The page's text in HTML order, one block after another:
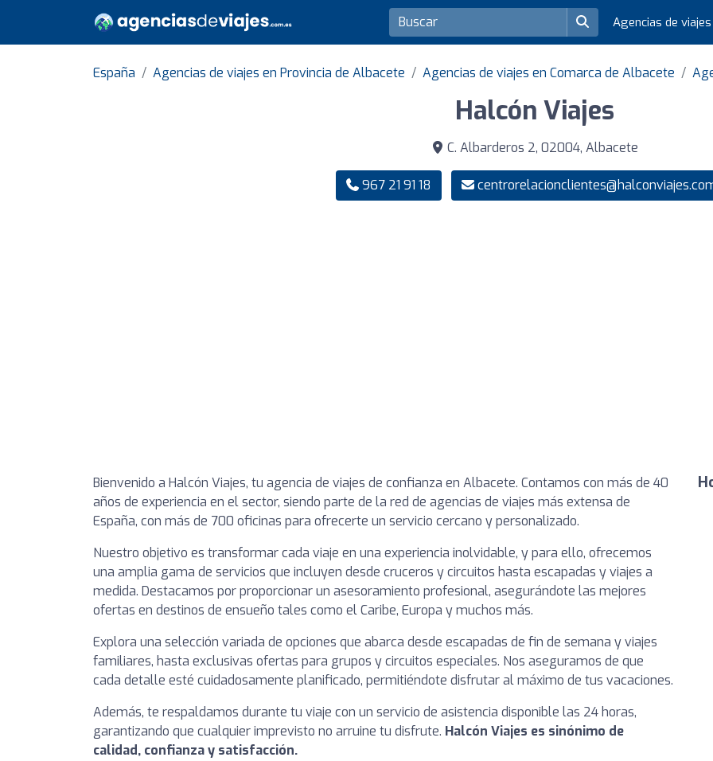
Agencias de
España Agencias de viajes en Provincia de Albacete Agencias de viajes en Comarca de Albacete
Halcón Viajes
C. Albarderos 2, 02004, Albacete
967 21 91 18
Bienvenido a Halcón Viajes, tu agencia de viajes de confianza en Albacete. Contamos con más de 40
años de experiencia en el sector, siendo parte de la red de agencias de viajes más extensa de
España, con más de 700 oficinas para ofrecerte un servicio cercano y personalizado.
Nuestro objetivo es transformar cada viaje en una experiencia inolvidable, y para ello, ofrecemos
una amplia gama de servicios que incluyen desde cruceros y circuitos hasta escapadas y viajes a
medida. Destacamos por proporcionar un asesoramiento profesional, asegurándote las mejores
ofertas en destinos de ensueño tales como el Caribe, Europa y muchos más.
Explora una selección variada de opciones que abarca desde escapadas de fin de semana y viajes
familiares, hasta exclusivas ofertas para grupos y circuitos especiales. Nos aseguramos de que
cada detalle esté cuidadosamente planificado, permitiéndote disfrutar al máximo de tus vacaciones.
Además, te respaldamos durante tu viaje con un servicio de asistencia disponible las 24 horas,
garantizando que cualquier imprevisto no arruine tu disfrute. Halcón Viajes es sinónimo de
calidad, confianza y satisfacción.